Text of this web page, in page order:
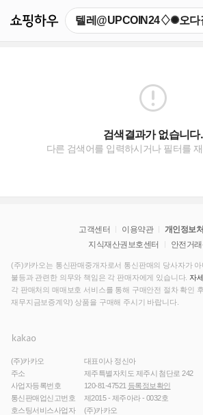
검색결과가 없습니다.
다른 검색어를 입력하시거나 필터를
고객센터 이용약관
개인정보
지식재산권보호센터
안전거
(주)카카오는 통신판매중개자로서 통신판매의 당사자가
불등과 관련한 의무와 책임은 각 판매자에게 있습니다. 자
각 판매처의 매매보호 서비스를 통해 구매안전 절차 확인
재무지금보증계약) 상품을 구매해 주시기 바랍니다.
(주)카카오
대표이사 정신아
주소
제주특별자치도 제주시 첨단로 242
사업자등록번호
120-81-47521 등록정보확인
통신판매업신고번호
제2015 - 제주아라 - 0032호
호스팅서비스사업자
(주)카카오